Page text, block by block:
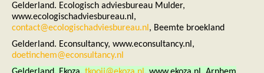
Watervleermuis
Vleermuizen en eikenprocessierups
Kinderpagina
Spreekbeurt
Knutselen
Tekenen
Gelderland. Ecologisch adviesbureau Mulder,
www.ecologischadviesbureau.nl,
contact@ecologischadviesbureau.nl , Beemte broekland
Gelderland. Econsultancy, www.econsultancy.nl,
doetinchem@econsultancy.nl